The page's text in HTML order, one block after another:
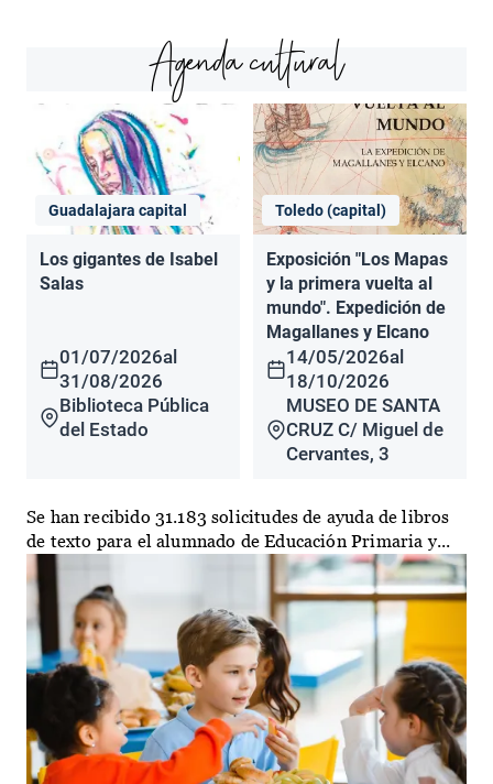
Agenda cultural
Guadalajara capital
Los gigantes de Isabel
Salas
01/07/2026al
31/08/2026
Biblioteca Pública
del Estado
Toledo (capital)
Exposición "Los Mapas
y la primera vuelta al
mundo". Expedición de
Magallanes y Elcano
14/05/2026al
18/10/2026
MUSEO DE SANTA
CRUZ C/ Miguel de
Cervantes, 3
Se han recibido 31.183 solicitudes de ayuda de libros
de texto para el alumnado de Educación Primaria y...